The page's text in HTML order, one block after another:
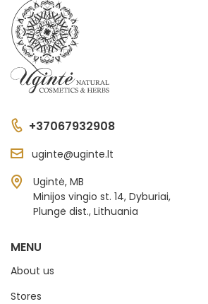
+37067932908
uginte@uginte.lt
Ugintė, MB
Minijos vingio st. 14, Dyburiai,
Plungė dist., Lithuania
MENU
About us
Stores